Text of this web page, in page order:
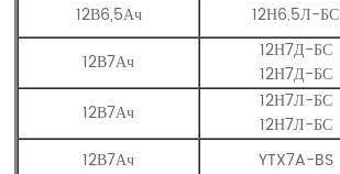
12В6,5Ач
12Н6.5Л-БС
12В7Ач
12Н7Д-БС
12Н7Д-БС
12В7Ач
12Н7Л-БС
12Н7Л-БС
12В7Ач
YTX7A-BS